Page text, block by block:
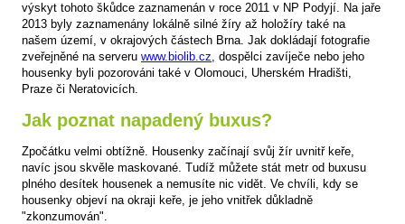
výskyt tohoto škůdce zaznamenán v roce 2011 v NP Podyjí. Na jaře
2013 byly zaznamenány lokálně silné žíry až holožíry také na
našem území, v okrajových částech Brna. Jak dokládají fotografie
zveřejněné na serveru www.biolib.cz, dospělci zavíječe nebo jeho
housenky byli pozorováni také v Olomouci, Uherském Hradišti,
Praze či Neratovicích.
Jak poznat napadený buxus?
Zpočátku velmi obtížně. Housenky začínají svůj žír uvnitř keře,
navíc jsou skvěle maskované. Tudíž můžete stát metr od buxusu
plného desítek housenek a nemusíte nic vidět. Ve chvíli, kdy se
housenky objeví na okraji keře, je jeho vnitřek důkladně
"zkonzumován".